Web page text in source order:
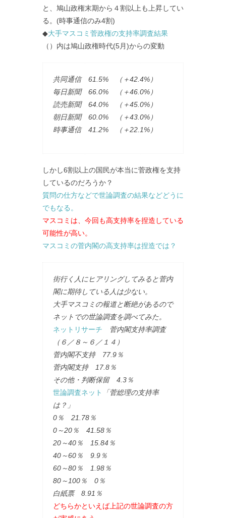
と、鳩山政権末期から４割以上も上昇してい
る。(時事通信のみ4割)
◆大手マスコミ菅政権の支持率調査結果
（）内は鳩山政権時代(5月)からの変動
共同通信 61.5% （＋42.4%）
毎日新聞 66.0% （＋46.0%）
読売新聞 64.0% （＋45.0%）
朝日新聞 60.0% （＋43.0%）
時事通信 41.2% （＋22.1%）
しかし6割以上の国民が本当に菅政権を支持
しているのだろうか？
質問の仕方などで世論調査の結果などどうに
でもなる。
マスコミは、今回も高支持率を捏造している
可能性が高い。
マスコミの菅内閣の高支持率は捏造では？
街行く人にヒアリングしてみると菅内
閣に期待している人は少ない。
大手マスコミの報道と断絶があるので
ネットでの世論調査を調べてみた。
ネットリサーチ 菅内閣支持率調査
（６／８～６／１４）
菅内閣不支持 77.9％
菅内閣支持 17.8％
その他・判断保留 4.3％
世論調査ネット
「菅総理の支持率
は？」
0％ 21.78％
0～20％ 41.58％
20～40％ 15.84％
40～60％ 9.9％
60～80％ 1.98％
80～100％ 0％
白紙票 8.91％
どちらかといえば上記の世論調査の方